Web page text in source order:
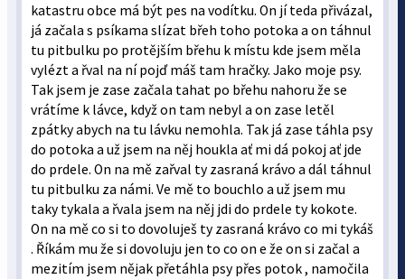
katastru obce má být pes na vodítku. On jí teda přivázal,
já začala s psíkama slízat břeh toho potoka a on táhnul
tu pitbulku po protějším břehu k místu kde jsem měla
vylézt a řval na ní pojď máš tam hračky. Jako moje psy.
Tak jsem je zase začala tahat po břehu nahoru že se
vrátíme k lávce, když on tam nebyl a on zase letěl
zpátky abych na tu lávku nemohla. Tak já zase táhla psy
do potoka a už jsem na něj houkla ať mi dá pokoj ať jde
do prdele. On na mě zařval ty zasraná krávo a dál táhnul
tu pitbulku za námi. Ve mě to bouchlo a už jsem mu
taky tykala a řvala jsem na něj jdi do prdele ty kokote.
On na mě co si to dovoluješ ty zasraná krávo co mi tykáš
. Říkám mu že si dovoluju jen to co on e že on si začal a
mezitím jsem nějak přetáhla psy přes potok , namočila